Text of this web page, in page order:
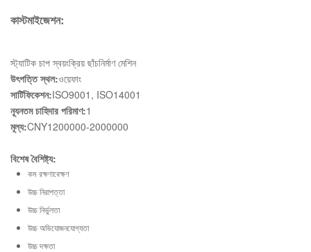
কাস্টমাইজেশন:
স্ট্যাটিক চাপ স্বয়ংক্রিয় ছাঁচনির্মাণ মেশিন
উৎপত্তি স্থল:ওয়েফাং
সার্টিফিকেশন:ISO9001, ISO14001
ন্যূনতম চাহিদার পরিমাণ:1
মূল্য:CNY1200000-2000000
বিশেষ বৈশিষ্ট্য:
কম রক্ষণাবেক্ষণ
উচ্চ নিরাপত্তা
উচ্চ নির্ভুলতা
উচ্চ অভিযোজনযোগ্যতা
উচ্চ দক্ষতা